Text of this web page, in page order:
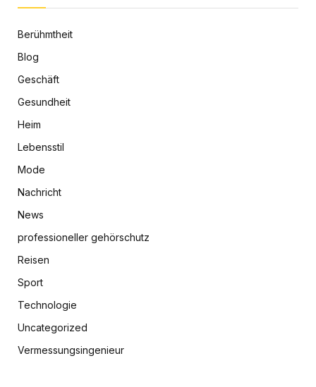
Berühmtheit
Blog
Geschäft
Gesundheit
Heim
Lebensstil
Mode
Nachricht
News
professioneller gehörschutz
Reisen
Sport
Technologie
Uncategorized
Vermessungsingenieur